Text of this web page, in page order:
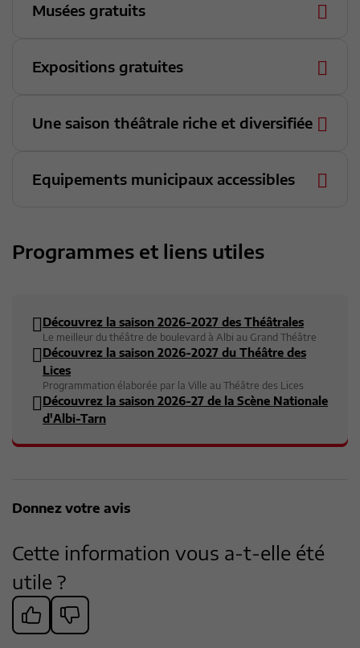
Musées gratuits
Expositions gratuites
Une saison théâtrale riche et diversifiée
Equipements municipaux accessibles
Programmes et liens utiles
Découvrez la saison 2026-2027 des Théâtrales
Le meilleur du théâtre de boulevard à Albi au Grand Théâtre
Découvrez la saison 2026-2027 du Théâtre des
Lices
Programmation élaborée par la Ville au Théâtre des Lices
Découvrez la saison 2026-27 de la Scène Nationale
d'Albi-Tarn
Donnez votre avis
Cette information vous a-t-elle été
utile ?